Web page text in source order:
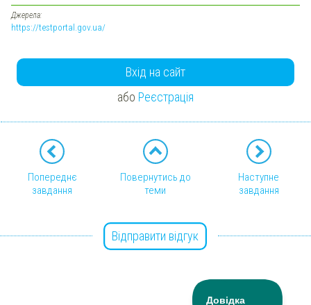
Джерела:
https://testportal.gov.ua/
Вхід на сайт
або Реєстрація
Попереднє
завдання
Повернутись до
теми
Наступне
завдання
Відправити відгук